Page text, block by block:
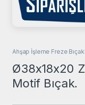
Ahşap İşleme Freze
Ø38x18x20
Motif Bıçak.